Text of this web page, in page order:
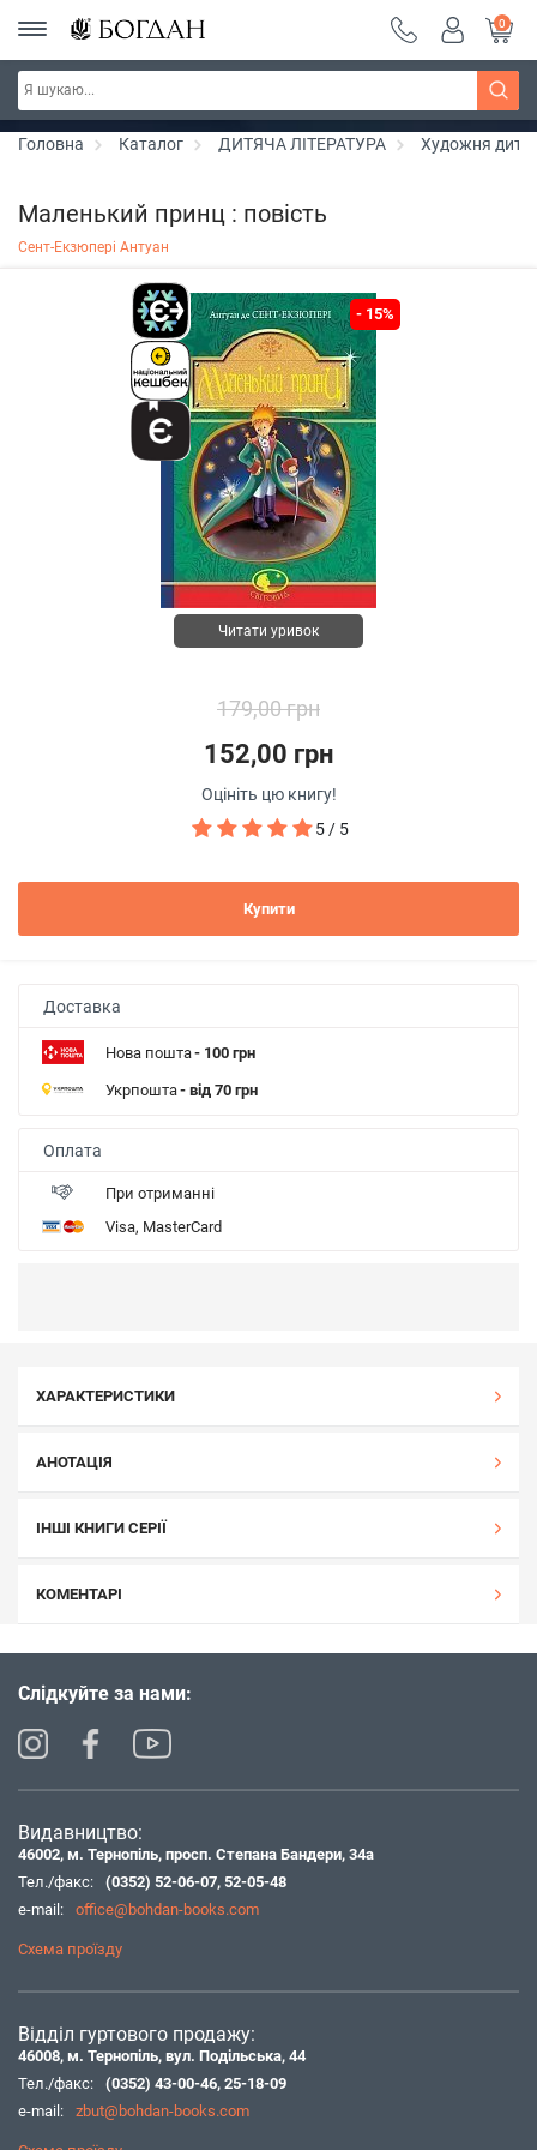
Серія "Чейзіана" ~ знижка 20%
0
Головна Каталог ДИТЯЧА ЛІТЕРАТУРА Художня
Маленький принц : повість
Сент-Екзюпері Антуан
- 15%
Читати уривок
179,00 грн
152,00 грн
Оцініть цю книгу!
5 / 5
Купити
Доставка
Нова пошта- 100 грн
Укрпошта- від 70 грн
Оплата
При отриманні
Visa, MasterCard
ХАРАКТЕРИСТИКИ
АНОТАЦІЯ
ІНШІ КНИГИ СЕРІЇ
КОМЕНТАРІ
Слідкуйте за нами:
Видавництво:
46002, м. Тернопіль, просп. Степана Бандери, 34а
Тел./факс:
(0352) 52-06-07, 52-05-48
e-mail:
office@bohdan-books.com
Схема проїзду
Відділ гуртового продажу:
46008, м. Тернопіль, вул. Подільська, 44
Тел./факс:
(0352) 43-00-46, 25-18-09
e-mail:
zbut@bohdan-books.com